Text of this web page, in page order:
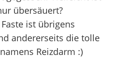
übersäuert?
ist übrigens
andererseits die tolle
Reizdarm :)